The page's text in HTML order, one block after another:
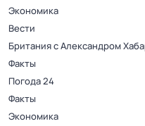
Экономика
Вести
Британия с Александром
Факты
Погода 24
Факты
Экономика